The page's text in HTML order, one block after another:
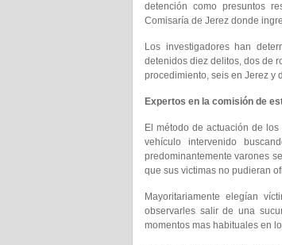
detención como presuntos
Comisaría de Jerez donde
Los investigadores han
detenidos diez delitos, dos de
procedimiento, seis en Jerez y
Expertos en la comisión de
El método de actuación de
vehículo intervenido
predominantemente varones
que sus victimas no pudieran
Mayoritariamente elegían
observarles salir de una
momentos mas habituales en